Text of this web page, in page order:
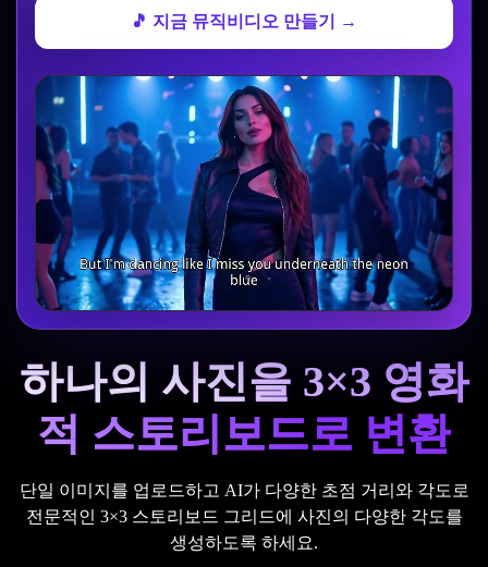
🎵 지금 뮤직비디오 만들기 →
하나의 사진을 3×3 영화
적 스토리보드로 변환
단일 이미지를 업로드하고 AI가 다양한 초점 거리와 각도로
전문적인 3×3 스토리보드 그리드에 사진의 다양한 각도를
생성하도록 하세요.